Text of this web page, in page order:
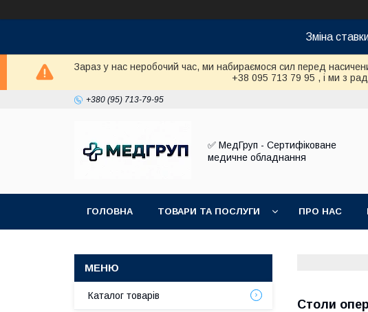
Зміна
Зараз у нас неробочий час, ми набираємося сил перед
+38 095 713 79 95 , і ми з
+380 (95) 713-79-95
✅ МедГруп - Сертифіковане
медичне обладнання
ГОЛОВНА ТОВАРИ ТА ПОСЛУГИ ПРО НАС
Столи
Каталог товарів